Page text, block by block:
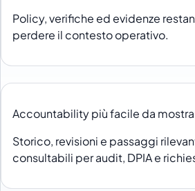
Policy, verifiche ed evidenze
perdere il contesto operativo.
Accountability più facile da
Storico, revisioni e passaggi
consultabili per audit, DPIA e